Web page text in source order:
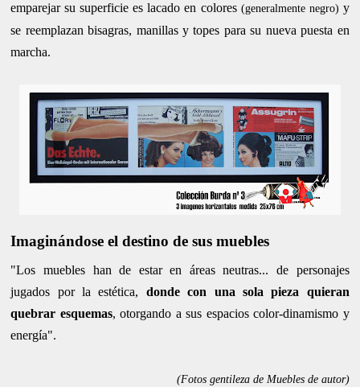
emparejar su superficie es lacado en colores (generalmente negro) y
se reemplazan bisagras, manillas y topes para su nueva puesta en
marcha.
Imaginándose el destino de sus muebles
"Los muebles han de estar en áreas neutras... de personajes
jugados por la estética, donde con una sola pieza quieran
quebrar esquemas, otorgando a sus espacios color-dinamismo y
energía".
(Fotos gentileza de Muebles de autor)